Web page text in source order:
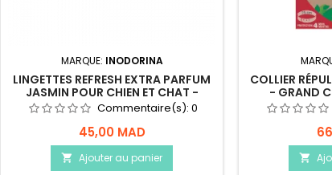
MARQUE: INODORINA
LINGETTES REFRESH EXTRA PARFUM
JASMIN POUR CHIEN ET CHAT -
INODORINA
Commentaire(s): 0
45,00 MAD
 Ajouter au panier
COLLIER
- GRAND
